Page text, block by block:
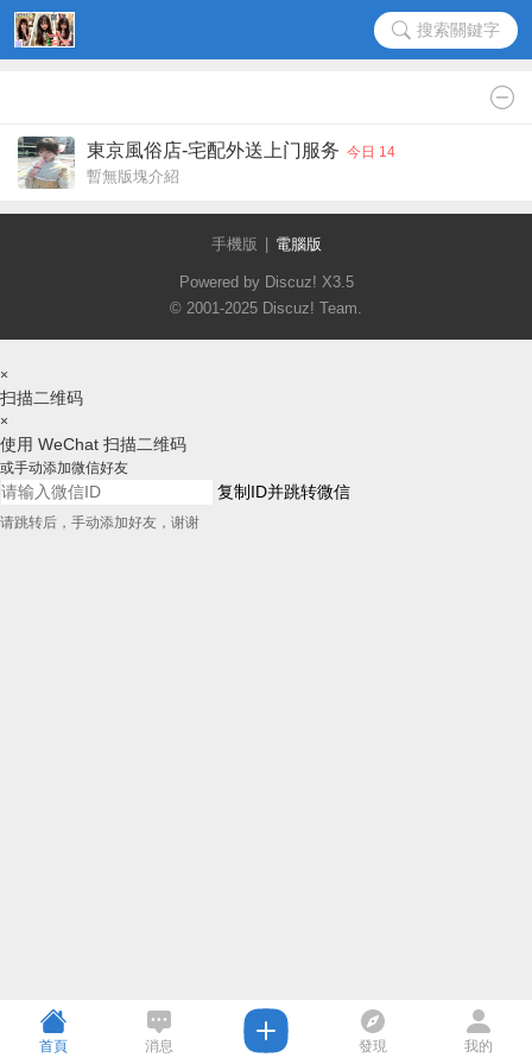
搜索關鍵字
東京風俗店-宅配外送上门服务 今日 14
暫無版塊介紹
手機版 電腦版
Powered by Discuz! X3.5
© 2001-2025 Discuz! Team.
×
扫描二维码
×
使用 WeChat 扫描二维码
或手动添加微信好友
复制ID并跳转微信
请跳转后，手动添加好友，谢谢
首頁 消息 發現 我的